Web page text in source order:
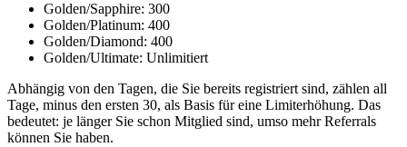
Golden/Sapphire: 300
Golden/Platinum: 400
Golden/Diamond: 400
Golden/Ultimate: Unlimitiert
Abhängig von den Tagen, die Sie bereits registriert sind, zählen all
Tage, minus den ersten 30, als Basis für eine Limiterhöhung. Das
bedeutet: je länger Sie schon Mitglied sind, umso mehr Referrals
können Sie haben.